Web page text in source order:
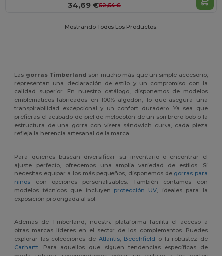
34,69 €52,54 €
Mostrando Todos Los Productos.
Las gorras Timberland son mucho más que un simple accesorio;
representan una declaración de estilo y un compromiso con la
calidad superior. En nuestro catálogo, disponemos de modelos
emblemáticos fabricados en 100% algodón, lo que asegura una
transpirabilidad excepcional y un confort duradero. Ya sea que
prefieras el acabado de piel de melocotón de un sombrero bob o la
estructura de una gorra con visera sándwich curva, cada pieza
refleja la herencia artesanal de la marca.
Para quienes buscan diversificar su inventario o encontrar el
ajuste perfecto, ofrecemos una amplia variedad de estilos. Si
necesitas equipar a los más pequeños, disponemos de gorras para
niños con opciones personalizables. También contamos con
modelos técnicos que incluyen protección UV , ideales para la
exposición prolongada al sol.
Además de Timberland, nuestra plataforma facilita el acceso a
otras marcas líderes en el sector de los complementos. Puedes
explorar las colecciones de Atlantis, Beechfield o la robustez de
Carhartt . Para aquellos que siguen tendencias específicas de